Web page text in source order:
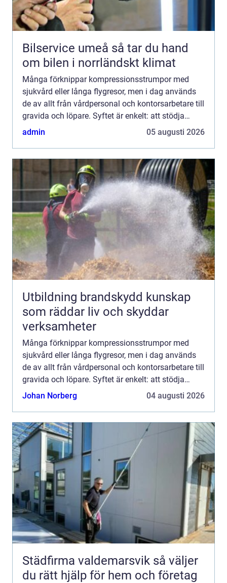
Bilservice umeå så tar du hand
om bilen i norrländskt klimat
Många förknippar kompressionsstrumpor med
sjukvård eller långa flygresor, men i dag används
de av allt från vårdpersonal och kontorsarbetare till
gravida och löpare. Syftet är enkelt: att stödja
blodcirkulationen i benen, minska svullnad och
admin 05 augusti 2026
Utbildning brandskydd kunskap
som räddar liv och skyddar
verksamheter
Många förknippar kompressionsstrumpor med
sjukvård eller långa flygresor, men i dag används
de av allt från vårdpersonal och kontorsarbetare till
gravida och löpare. Syftet är enkelt: att stödja
blodcirkulationen i benen, minska svullnad och
Johan Norberg 04 augusti 2026
Städfirma valdemarsvik så väljer
du rätt hjälp för hem och företag